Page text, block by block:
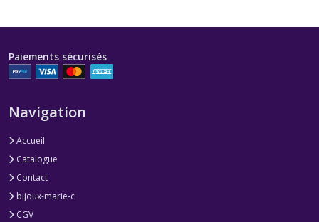
Paiements sécurisés
Navigation
Accueil
Catalogue
Contact
bijoux-marie-c
CGV